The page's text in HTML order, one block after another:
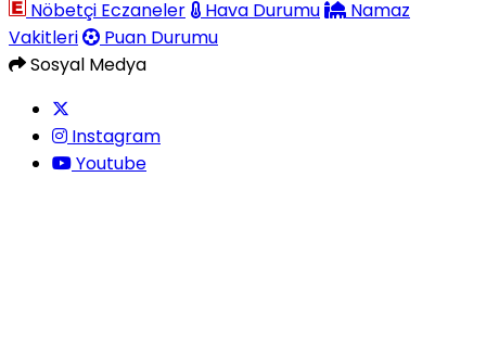
Nöbetçi Eczaneler
Hava Durumu
Namaz
Vakitleri
Puan Durumu
Sosyal Medya
Instagram
Youtube